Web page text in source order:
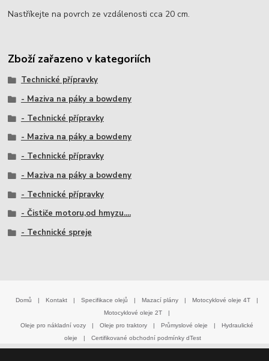
Nastříkejte na povrch ze vzdálenosti cca 20 cm.
Zboží zařazeno v kategoriích
Technické přípravky
- Maziva na páky a bowdeny
- Technické přípravky
- Maziva na páky a bowdeny
- Technické přípravky
- Maziva na páky a bowdeny
- Technické přípravky
- Čističe motoru,od hmyzu....
- Technické spreje
Domů | Kontakt | Specifikace olejů | Mazací plány | Motocyklové oleje 4T
|
Motocyklové oleje 2T
|
Oleje pro nákladní vozy
| Oleje pro traktory | Průmyslové oleje |
Hydraulické
oleje
| Certifikované obchodní podmínky dTest